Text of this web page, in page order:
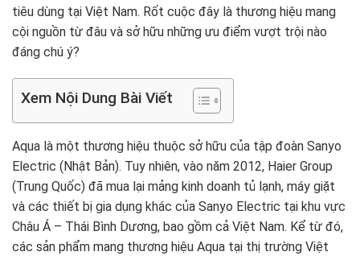
tiêu dùng tại Việt Nam. Rốt cuộc đây là thương hiệu mang
cội nguồn từ đâu và sở hữu những ưu điểm vượt trội nào
đáng chú ý?
Xem Nội Dung Bài Viết
Aqua là một thương hiệu thuộc sở hữu của tập đoàn Sanyo
Electric (Nhật Bản). Tuy nhiên, vào năm 2012, Haier Group
(Trung Quốc) đã mua lại mảng kinh doanh tủ lạnh, máy giặt
và các thiết bị gia dụng khác của Sanyo Electric tại khu vực
Châu Á – Thái Bình Dương, bao gồm cả Việt Nam. Kể từ đó,
các sản phẩm mang thương hiệu Aqua tại thị trường Việt